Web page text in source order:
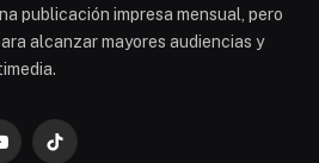
publicación impresa mensual, pero
alcanzar mayores audiencias y
TikTok